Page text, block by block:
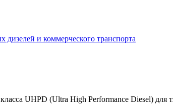
и коммерческого транспорта
UHPD (Ultra High Performance Diesel)